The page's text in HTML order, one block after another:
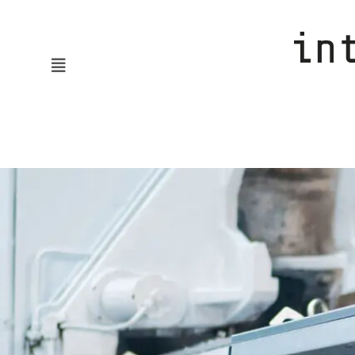
Automatisierung & Robotik
Batterie & Wasserstoff
Digitalisierung
Embodied AI